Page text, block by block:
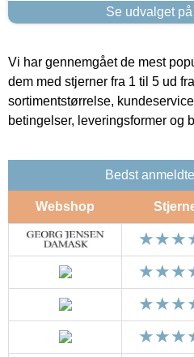
Se udvalget
Vi har gennemgået de mest
dem med stjerner fra 1 til 5 ud
sortimentstørrelse,
betingelser, leveringsformer og
Bedst
Webshop